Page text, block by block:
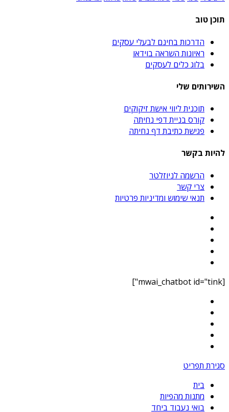
תוכן טוב
הדרכות בחינם לבעלי עסקים
ראיונות השראה בוידאו
בלוג כלים לעסקים
השירותים שלי
תוכנית ליווי אישת זיקוקים
קורס בניית דפי נחיתה
פגישת כתיבת דף נחיתה
להיות בקשר
הרשמה לניוזלטר
צרי קשר
תנאי שימוש ומדיניות פרטיות
[mwai_chatbot id="tink"]
סגירת תפריט
בית
מתנות מהפיות
בואי נעבוד ביחד